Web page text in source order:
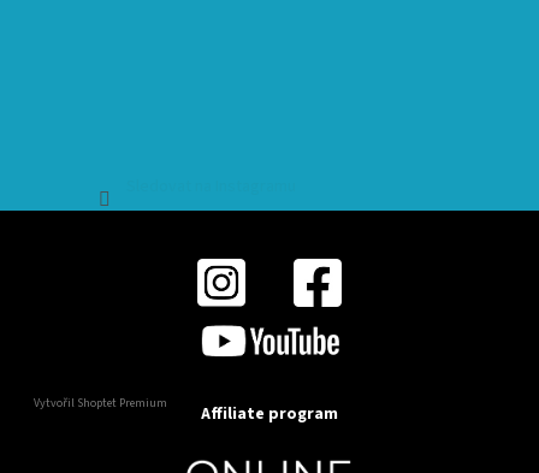
Vytvořil Shoptet Premium Affiliate program